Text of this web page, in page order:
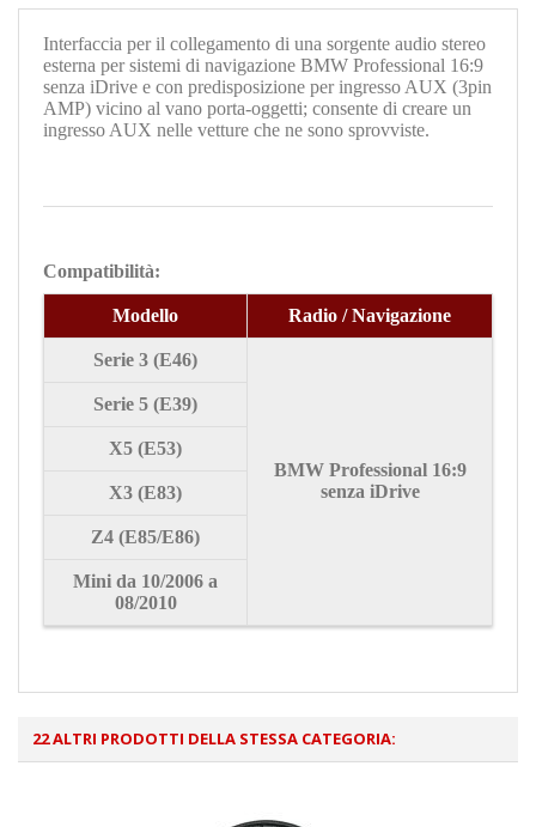
Interfaccia per il collegamento di una sorgente audio stereo
esterna per sistemi di navigazione BMW Professional 16:9
senza iDrive e con predisposizione per ingresso AUX (3pin
AMP) vicino al vano porta-oggetti; consente di creare un
ingresso AUX nelle vetture che ne sono sprovviste.
Compatibilità:
Modello Radio / Navigazione
Serie 3 (E46)
BMW Professional 16:9
senza iDrive
Serie 5 (E39)
X5 (E53)
X3 (E83)
Z4 (E85/E86)
Mini da 10/2006 a
08/2010
22 ALTRI PRODOTTI DELLA STESSA CATEGORIA: